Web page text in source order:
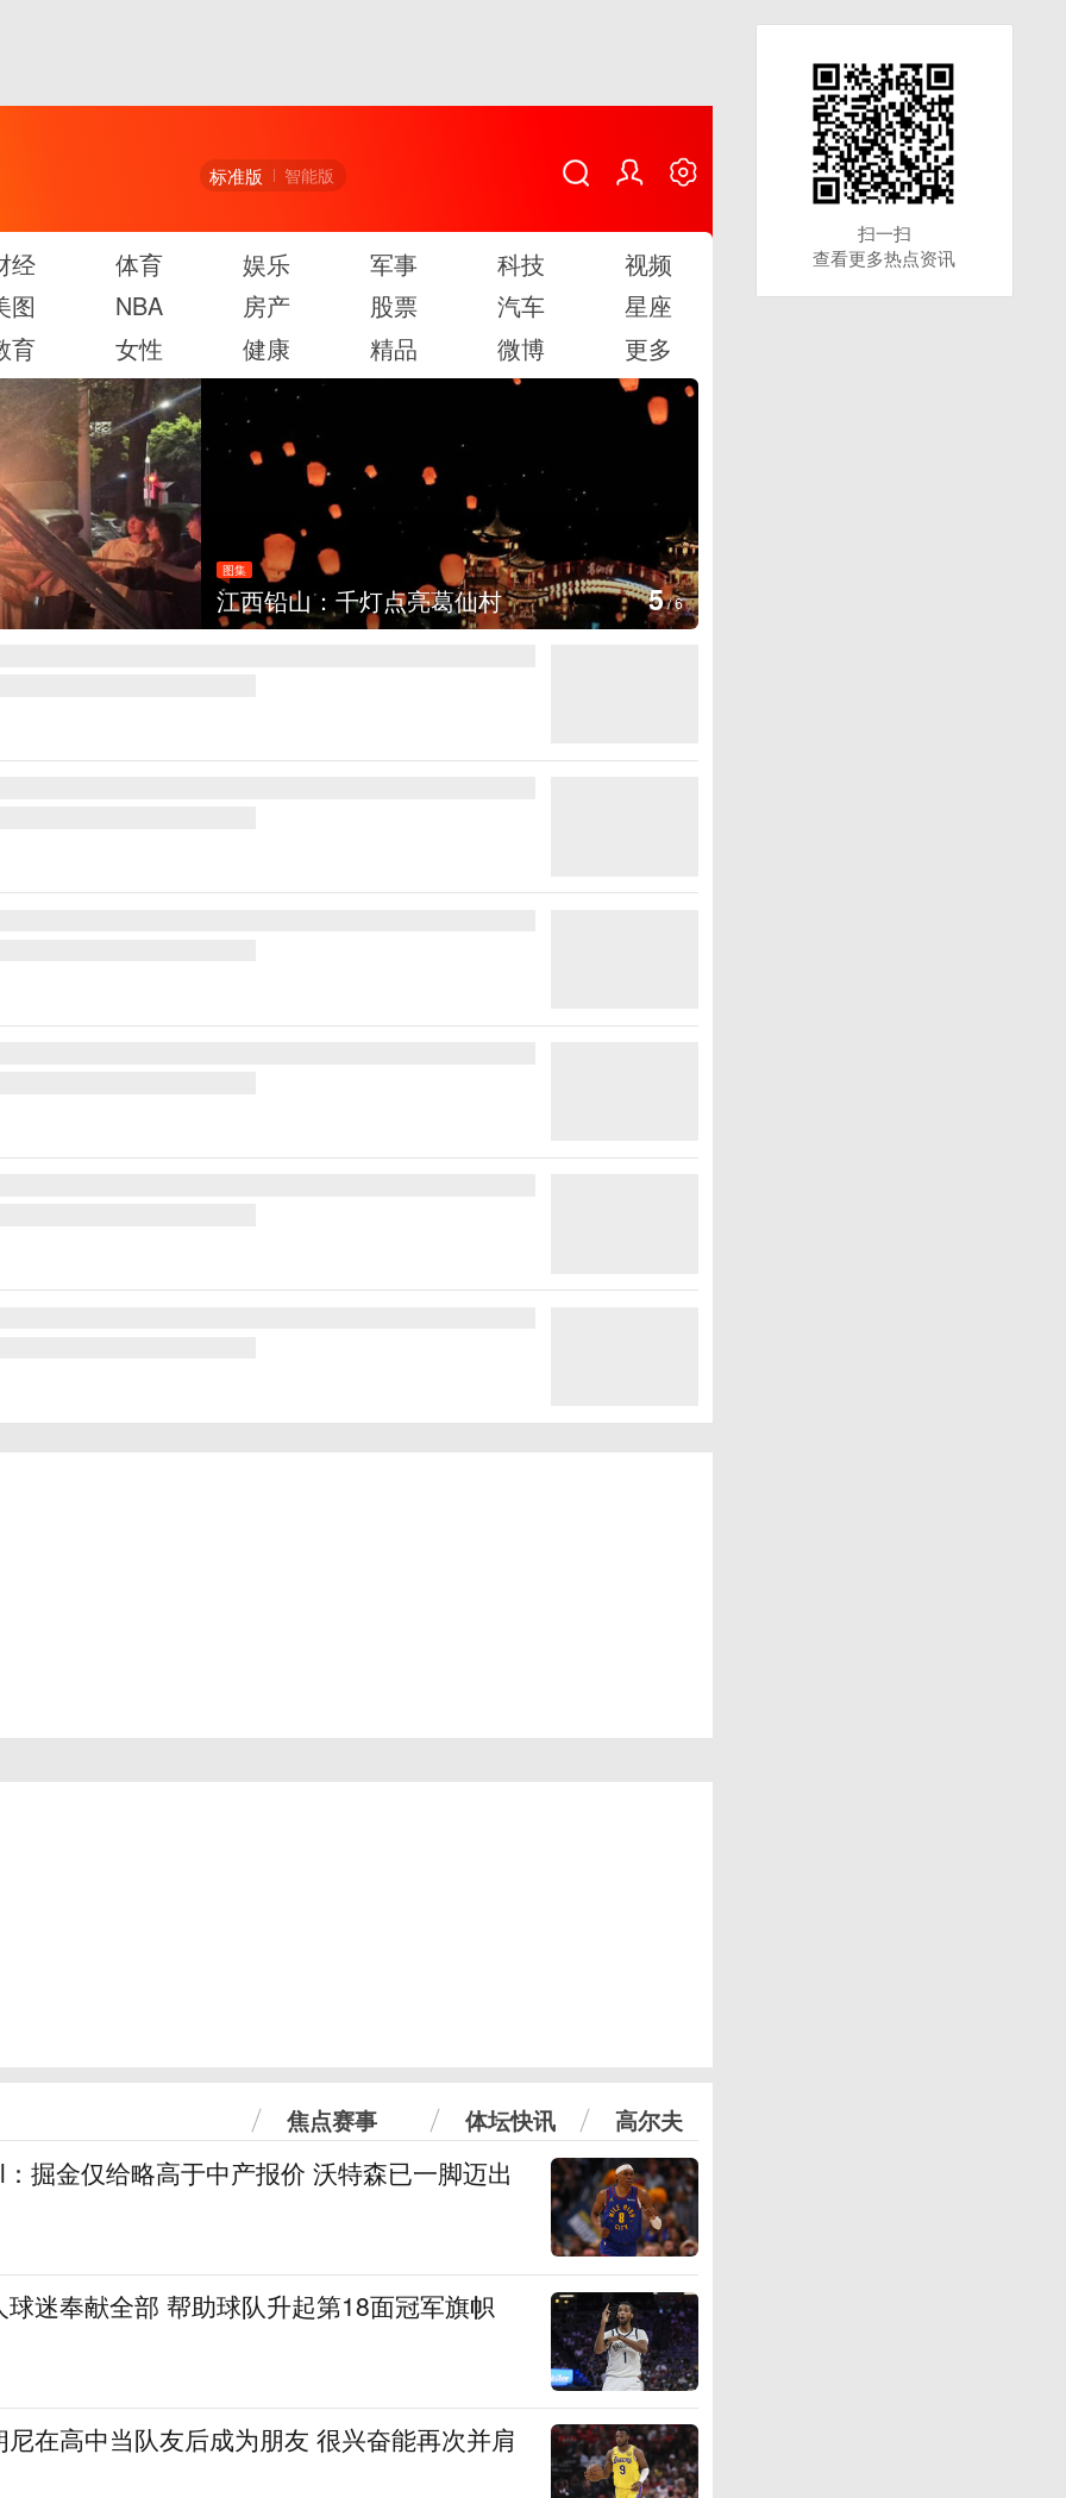
标准版 智能版
经 体育 娱乐 军事 科技
视频
图
NBA 房产 股票 汽车
星座
育
女性 健康 精品 微博 更多
点亮葛仙村 5/6
焦点赛事 体坛快讯 高尔夫
掘金仅给略高于中产报价 沃特森已一脚迈出
迷奉献全部 帮助球队升起第18面冠军旗帜
在高中当队友后成为朋友 很兴奋能再次并肩
扫一扫
查看更多热点资讯
扫一扫
查看更多热点资讯